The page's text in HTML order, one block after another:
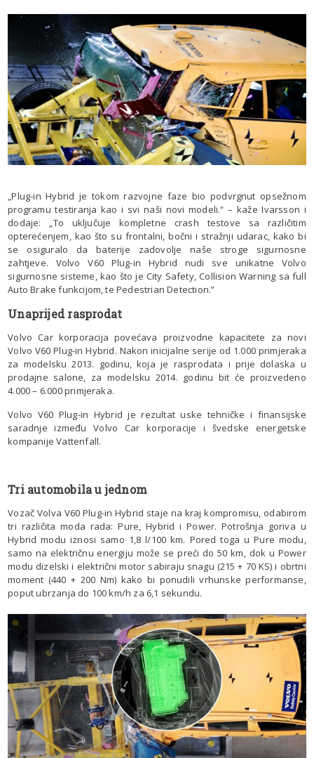
„Plug-in Hybrid je tokom razvojne faze bio podvrgnut opsežnom
programu testiranja kao i svi naši novi modeli.“ – kaže Ivarsson i
dodaje: „To uključuje kompletne crash testove sa različitim
opterećenjem, kao što su frontalni, bočni i stražnji udarac, kako bi
se osiguralo da baterije zadovolje naše stroge sigurnosne
zahtjeve. Volvo V60 Plug-in Hybrid nudi sve unikatne Volvo
sigurnosne sisteme, kao što je City Safety, Collision Warning sa full
Auto Brake funkcijom, te Pedestrian Detection.”
Unaprijed rasprodat
Volvo Car korporacija povećava proizvodne kapacitete za novi
Volvo V60 Plug-in Hybrid. Nakon inicijalne serije od 1.000 primjeraka
za modelsku 2013. godinu, koja je rasprodata i prije dolaska u
prodajne salone, za modelsku 2014. godinu bit će proizvedeno
4.000 – 6.000 primjeraka.
Volvo V60 Plug-in Hybrid je rezultat uske tehničke i finansijske
saradnje između Volvo Car korporacije i švedske energetske
kompanije Vattenfall.
Tri automobila u jednom
Vozač Volva V60 Plug-in Hybrid staje na kraj kompromisu, odabirom
tri različita moda rada: Pure, Hybrid i Power. Potrošnja goriva u
Hybrid modu iznosi samo 1,8 l/100 km. Pored toga u Pure modu,
samo na električnu energiju može se preći do 50 km, dok u Power
modu dizelski i električni motor sabiraju snagu (215 + 70 KS) i obrtni
moment (440 + 200 Nm) kako bi ponudili vrhunske performanse,
poput ubrzanja do 100 km/h za 6,1 sekundu.